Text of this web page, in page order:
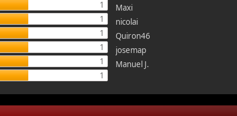
1
1
1
1
1
1
Maxi
nicolai
Quiron46
josemap
Manuel J.